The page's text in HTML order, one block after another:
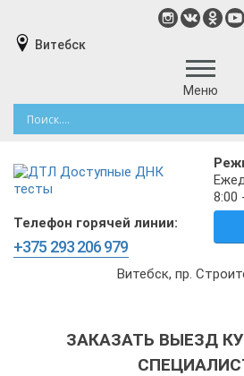
Витебск
Меню
8:00
Телефон горячей линии:
+375 293 206 979
Витебск, пр.
ЗАКАЗАТЬ ВЫЕЗД